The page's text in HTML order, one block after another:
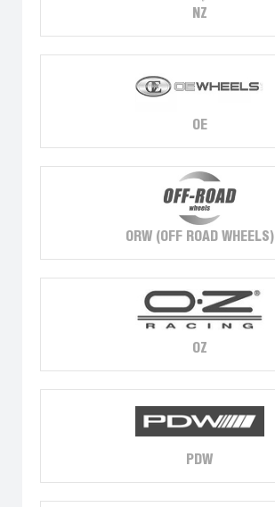
NZ
OE
ORW (OFF ROAD WHEELS)
OZ
PDW